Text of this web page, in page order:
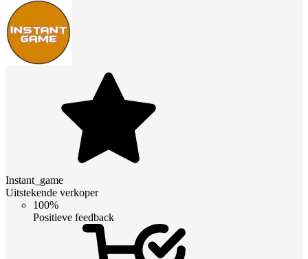
Instant_game
Uitstekende verkoper
100%
Positieve feedback